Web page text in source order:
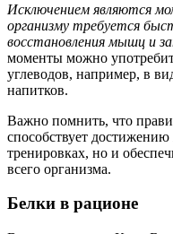
Исключением являются
организму требуется
восстановления мышц и
моменты можно
углеводов, например, в
напитков.
Важно помнить, что
способствует достижению
тренировках, но и
всего организма.
Белки в рационе